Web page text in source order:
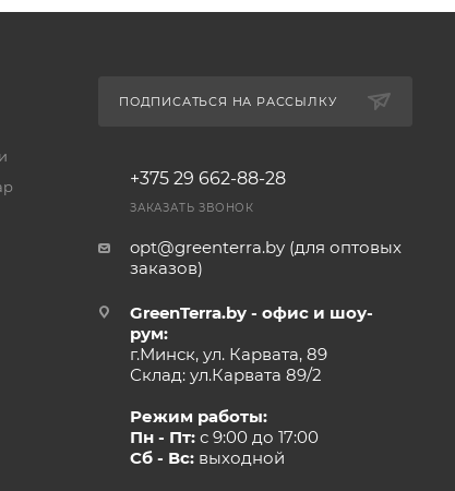
ПОДПИСАТЬСЯ НА РАССЫЛКУ
+375 29 662-88-28
ЗАКАЗАТЬ ЗВОНОК
opt@greenterra.by (для оптовых
заказов)
GreenTerra.by - офис и шоу-
рум:
г.Минск, ул. Карвата, 89
Склад: ул.Карвата 89/2
Режим работы:
Пн - Пт:с 9:00 до 17:00
Сб - Вс:выходной